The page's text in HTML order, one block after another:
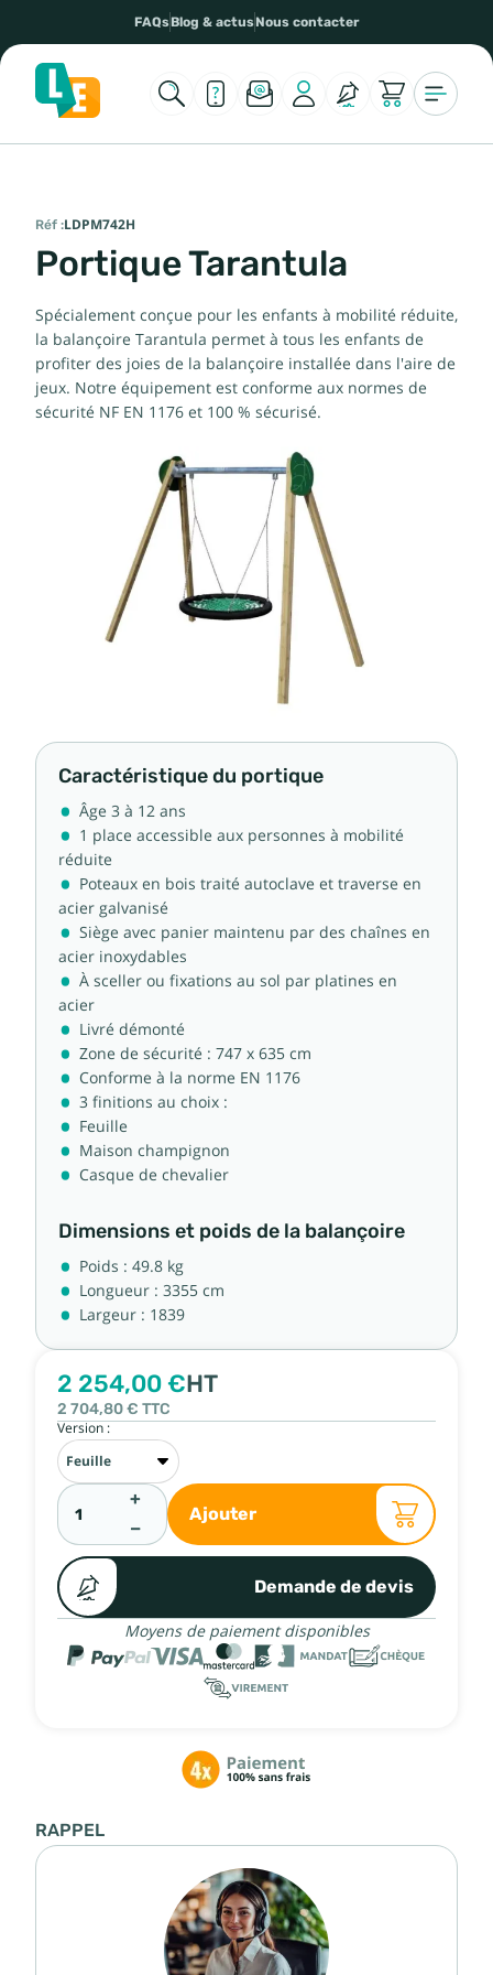
FAQsBlog & actusNous contacter
Réf :LDPM742H
Portique Tarantula
Spécialement conçue pour les enfants à mobilité réduite,
la balançoire Tarantula permet à tous les enfants de
profiter des joies de la balançoire installée dans l'aire de
jeux. Notre équipement est conforme aux normes de
sécurité NF EN 1176 et 100 % sécurisé.
Caractéristique du portique
Âge 3 à 12 ans
1 place accessible aux personnes à mobilité
réduite
Poteaux en bois traité autoclave et traverse en
acier galvanisé
Siège avec panier maintenu par des chaînes en
acier inoxydables
À sceller ou fixations au sol par platines en
acier
Livré démonté
Zone de sécurité : 747 x 635 cm
Conforme à la norme EN 1176
3 finitions au choix :
Feuille
Maison champignon
Casque de chevalier
Dimensions et poids de la balançoire
Poids : 49.8 kg
Longueur : 3355 cm
Largeur : 1839
2 254,00 €HT
2 704,80 € TTC
Version :
+
−
Ajouter
Demande de devis
Moyens de paiement disponibles
RAPPEL